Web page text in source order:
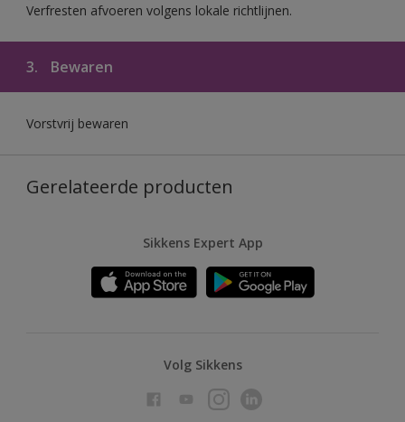
Verfresten afvoeren volgens lokale richtlijnen.
3. Bewaren
Vorstvrij bewaren
Gerelateerde producten
Sikkens Expert App
Volg Sikkens